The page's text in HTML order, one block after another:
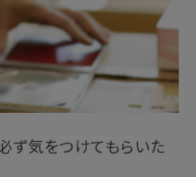
ず気をつけてもらいた